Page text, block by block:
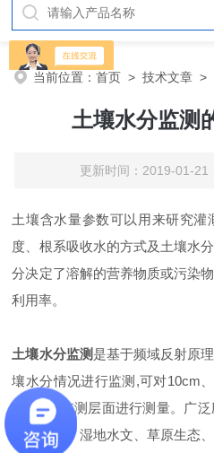
当前位置：首页 >技术文章 >
土壤水分监测
更新时间：2019-01-
土壤含水量参数可以用来研究
度、根系吸收水的方式及土壤水
分决定了溶解的营养物质或污染
利用率。
土壤水分监测 是基于频域反射原
壤水分情况进行监测,可对10cm
的多5个监测层面进行测量。广泛
森林水文、湿地水文、草原生态